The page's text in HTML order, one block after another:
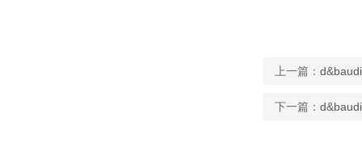
上一篇：
下一篇：